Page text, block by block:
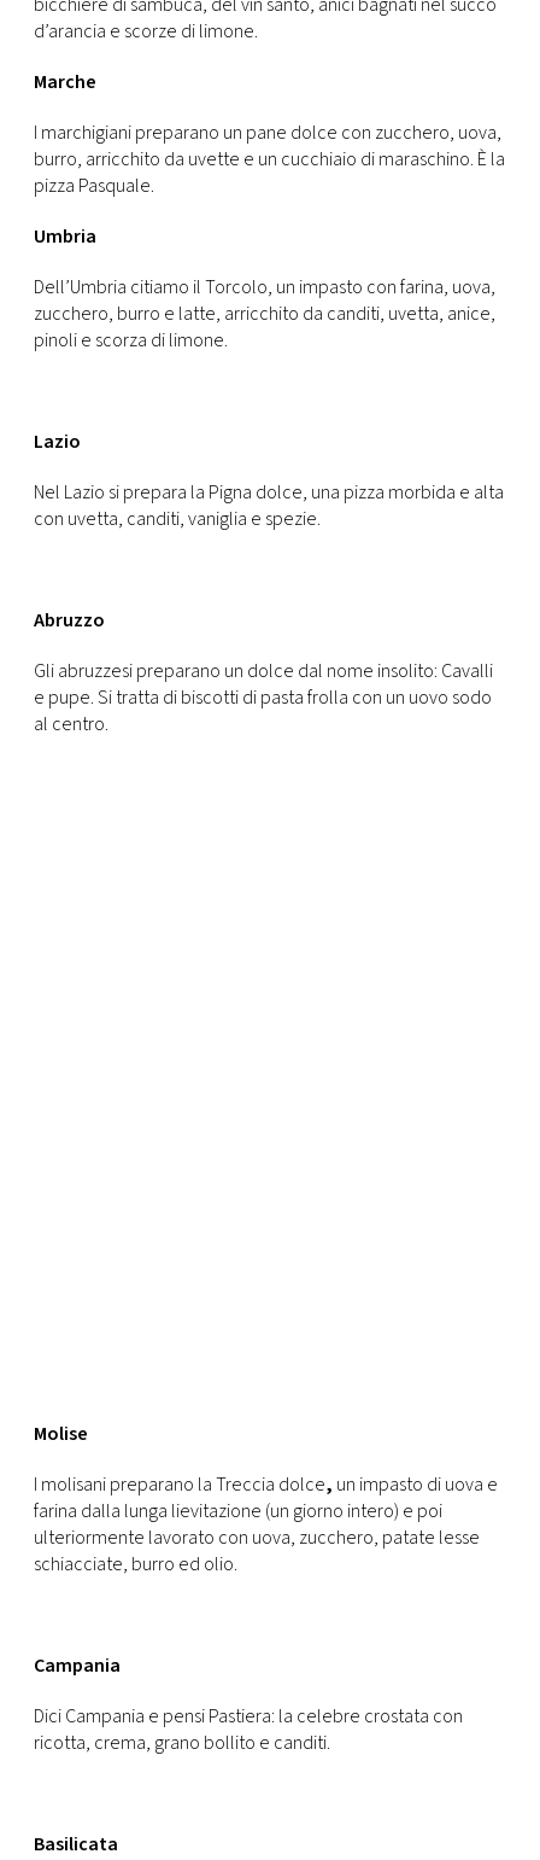
d’arancia e scorze di limone.
Marche
I marchigiani preparano un pane dolce con zucchero, uova,
burro, arricchito da uvette e un cucchiaio di maraschino. È la
pizza Pasquale.
Umbria
Dell’Umbria citiamo il Torcolo, un impasto con farina, uova,
zucchero, burro e latte, arricchito da canditi, uvetta, anice,
pinoli e scorza di limone.
Lazio
Nel Lazio si prepara la Pigna dolce, una pizza morbida e alta
con uvetta, canditi, vaniglia e spezie.
Abruzzo
Gli abruzzesi preparano un dolce dal nome insolito: Cavalli
e pupe. Si tratta di biscotti di pasta frolla con un uovo sodo
al centro.
Molise
I molisani preparano la Treccia dolce, un impasto di uova e
farina dalla lunga lievitazione (un giorno intero) e poi
ulteriormente lavorato con uova, zucchero, patate lesse
schiacciate, burro ed olio.
Campania
Dici Campania e pensi Pastiera: la celebre crostata con
ricotta, crema, grano bollito e canditi.
Basilicata